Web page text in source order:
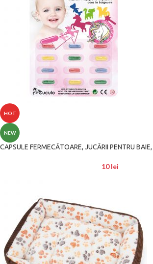
HOT
NEW
CAPSULE FERMECĂTOARE, JUCĂRII PENTRU
10lei